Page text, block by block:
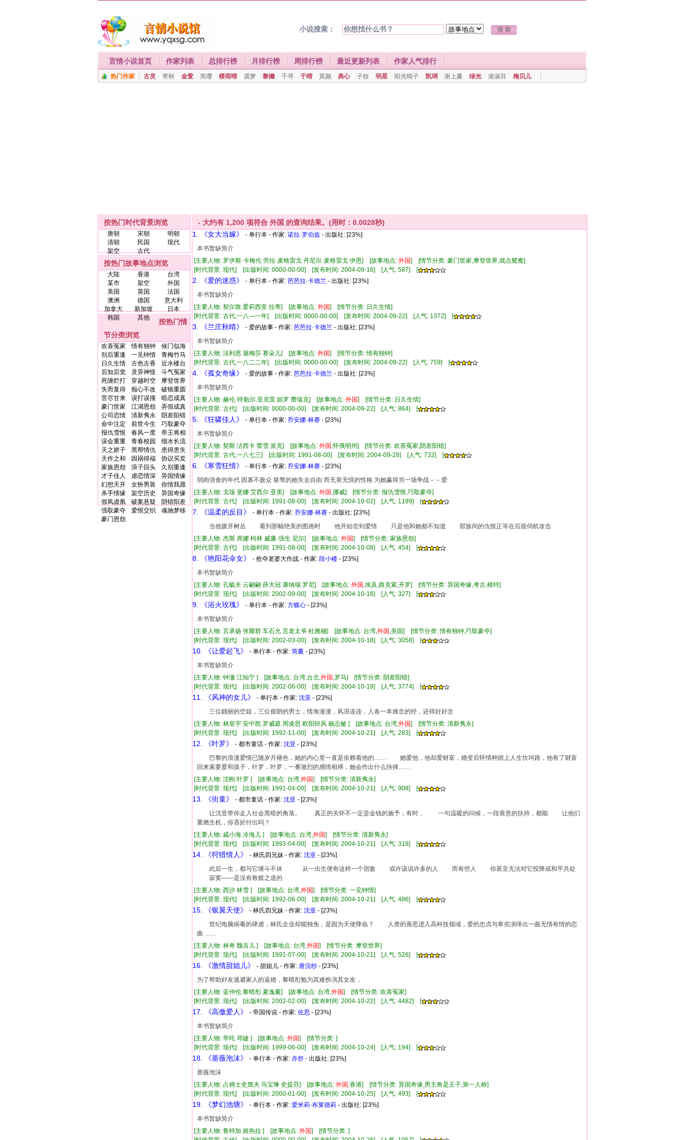
小说搜索：
言情小说首页 作家列表 总排行榜 月排行榜 周排行榜 最近更新列表 作家人气排行
热门作家 古灵 寄秋 金萱 简璎 楼雨晴 裘梦 黎孅 千寻 于晴 莫颜 典心 子纹 明星 阳光晴子 凯琍 谢上薰 绿光 凌淑芬 梅贝儿
按热门时代背景浏览
唐朝 宋朝
明朝
清朝
民国
现代
架空
古代
按热门故事地点浏览
大陆 香港
台湾
某市
架空
外国
美国
英国
法国
澳洲
德国
意大利
加拿大
新加坡
日本
韩国
其他
按热门情
节分类浏览
欢喜冤家 情有独钟
候门似海
别后重逢
一见钟情
青梅竹马
日久生情
古色古香
近水楼台
后知后觉
灵异神怪
斗气冤家
死缠烂打
穿越时空
摩登世界
失而复得
痴心不改
破镜重圆
苦尽甘来
误打误撞
暗恋成真
豪门世家
江湖恩怨
弄假成真
公司恋情
清新隽永
阴差阳错
命中注定
前世今生
巧取豪夺
报仇雪恨
春风一度
帝王将相
误会重重
青春校园
细水长流
天之娇子
黑帮情仇
患得患失
天作之和
因祸得福
协议买卖
家族恩怨
浪子回头
久别重逢
才子佳人
虐恋情深
异国情缘
幻想天开
女扮男装
你情我愿
杀手情缘
架空历史
异国奇缘
假凤虚凰
破案悬疑
阴错阳差
强取豪夺
爱恨交织
魂驰梦移
豪门恩怨
- 大约有 1,200 项符合 外国 的查询结果。(用时：0.0028秒)
1. 《女大当嫁》
- 单行本 - 作家: 诺拉·罗伯兹 - 出版社: [23%]
本书暂缺简介
[主要人物: 罗伊斯·卡梅伦 劳拉·麦格雷戈 丹尼尔·麦格雷戈 伊恩] [故事地点: 外国] [情节分类: 豪门世家,摩登世界,戏点鸳鸯]
[时代背景: 现代] [出版时间: 0000-00-00] [发布时间: 2004-09-16] [人气: 587] [
2. 《爱的迷惑》 - 单行本 - 作家: 芭芭拉·卡德兰 - 出版社: [23%]
本书暂缺简介
[主要人物: 契尔敦 爱莉西亚 拉蒂] [故事地点: 外国] [情节分类: 日久生情]
[时代背景: 古代,一八—一年] [出版时间: 0000-00-00] [发布时间: 2004-09-22] [人气: 1372] [
3. 《兰庄秋晴》 - 爱的故事 - 作家: 芭芭拉·卡德兰 - 出版社: [23%]
本书暂缺简介
[主要人物: 法利恩 黛梅莎 赛朵儿] [故事地点: 外国] [情节分类: 情有独钟]
[时代背景: 古代,一八二二年] [出版时间: 0000-00-00] [发布时间: 2004-09-22] [人气: 759] [
4. 《孤女奇缘》 - 爱的故事 - 作家: 芭芭拉·卡德兰 - 出版社: [23%]
本书暂缺简介
[主要人物: 赫伦·特魁尔.亚克雷 妲罗 费瑞克] [故事地点: 外国] [情节分类: 日久生情]
[时代背景: 古代] [出版时间: 0000-00-00] [发布时间: 2004-09-22] [人气: 864] [
5. 《狂啸佳人》 - 单行本 - 作家: 乔安娜·林赛 - [23%]
本书暂缺简介
[主要人物: 契斯 洁西卡 蕾雪 派克] [故事地点: 外国 ,怀俄明州] [情节分类: 欢喜冤家,阴差阳错]
[时代背景: 古代,一八七三] [出版时间: 1991-08-00] [发布时间: 2004-09-28] [人气: 732] [
6. 《寒雪狂情》 - 单行本 - 作家: 乔安娜·林赛 - [23%]
弱肉强食的年代 因寡不敌众 桀骜的她失去自由 而无畏无惧的性格 为她赢得另一场争战－－爱
[主要人物: 戈瑞 斐娜 艾西尔 亚美] [故事地点: 外国 ,挪威] [情节分类: 报仇雪恨,巧取豪夺]
[时代背景: 古代] [出版时间: 1991-08-00] [发布时间: 2004-10-02] [人气: 1199] [
7. 《温柔的反目》 - 单行本 - 作家: 乔安娜·林赛 - 出版社: [23%]
当他拨开树丛 看到那幅绝美的图画时 他开始尝到爱情 只是他和她都不知道 部族间的仇恨正等在后面伺机攻击
[主要人物: 杰斯 席娜 柯林 威廉·强生 尼尔] [故事地点: 外国] [情节分类: 家族恩怨]
[时代背景: 古代] [出版时间: 1991-08-00] [发布时间: 2004-10-08] [人气: 454] [
8. 《艳阳花伞女》 - 抢夺老婆大作战 - 作家: 段小楼 - [23%]
本书暂缺简介
[主要人物: 孔毓夫 云翩翩 薛大冠 康纳瑞 罗尼] [故事地点: 外国 ,埃及,路克索,开罗] [情节分类: 异国奇缘,考古,模特]
[时代背景: 现代] [出版时间: 2002-09-00] [发布时间: 2004-10-18] [人气: 327] [
9. 《浴火玫瑰》 - 单行本 - 作家: 方蝶心 - [23%]
本书暂缺简介
[主要人物: 言承扬 张耀群 车石允 言老太爷 杜雅穗] [故事地点: 台湾,外国 ,美国] [情节分类: 情有独钟,巧取豪夺]
[时代背景: 现代] [出版时间: 2002-03-00] [发布时间: 2004-10-18] [人气: 3058] [
10. 《让爱起飞》 - 单行本 - 作家: 简薰 - [23%]
本书暂缺简介
[主要人物: 钟澈 江灿宁 ] [故事地点: 台湾,台北,外国 ,罗马] [情节分类: 阴差阳错]
[时代背景: 现代] [出版时间: 2002-06-00] [发布时间: 2004-10-19] [人气: 3774] [
11. 《风神的女儿》 - 单行本 - 作家: 沈亚 - [23%]
三位靓丽的空姐，三位俊朗的男士，情海漫漫，风浪连连，人各一本难念的经，还得好好念
[主要人物: 林皇宇 安中凯 罗威庭 周凌思 欧阳轻风 杨志敏 ] [故事地点: 台湾,外国] [情节分类: 清新隽永]
[时代背景: 现代] [出版时间: 1992-11-00] [发布时间: 2004-10-21] [人气: 283] [
12. 《叶罗》 - 都市童话 - 作家: 沈亚 - [23%]
巴黎的浪漫爱情已随岁月褪色，她的内心里一直是依赖着他的…… 她爱他，他却爱财富，婚变后怀情种踏上人生坎坷路，他有了财富
回来索要爱和孩子，叶罗，叶罗，一番激烈的感情相搏，她会作出什么抉择……
[主要人物: 沈刚 叶罗 ] [故事地点: 台湾,外国] [情节分类: 清新隽永]
[时代背景: 现代] [出版时间: 1991-04-00] [发布时间: 2004-10-21] [人气: 908] [
13. 《街童》 - 都市童话 - 作家: 沈亚 - [23%]
让沈亚带你走入社会黑暗的角落。 真正的关怀不一定是金钱的施予；有时， 一句温暖的问候，一段善意的扶持，都能 让他们
重燃生机，你吝於付出吗？
[主要人物: 戚小海 冷海儿 ] [故事地点: 台湾,外国] [情节分类: 清新隽永]
[时代背景: 现代] [出版时间: 1993-04-00] [发布时间: 2004-10-21] [人气: 319] [
14. 《狩猎情人》 - 林氏四兄妹 - 作家: 沈亚 - [23%]
此后一生，都与它缠斗不休 从一出生便有这样一个宿敌 或许该说许多的人 而有些人 你甚至无法对它投降或和平共处
寂寞——是没有救赎之道的
[主要人物: 西沙 林雪 ] [故事地点: 台湾,外国] [情节分类: 一见钟情]
[时代背景: 现代] [出版时间: 1992-06-00] [发布时间: 2004-10-21] [人气: 486] [
15. 《银翼天使》 - 林氏四兄妹 - 作家: 沈亚 - [23%]
世纪电脑病毒的肆虐，林氏企业却能独免，是因为天使降临？ 人类的善恶进入高科技领域，爱的忠贞与卑劣演绎出一曲无情有情的恋
曲 ……
[主要人物: 林奇 魏吉儿 ] [故事地点: 台湾,外国] [情节分类: 摩登世界]
[时代背景: 现代] [出版时间: 1991-07-00] [发布时间: 2004-10-21] [人气: 526] [
16. 《激情甜姐儿》 - 甜姐儿 - 作家: 唐浣纱 - [23%]
为了帮助好友逃避家人的逼婚，黎晴彤勉为其难扮演其女友，
[主要人物: 蓝仲伦 黎晴彤 夏逸薰] [故事地点: 台湾,外国] [情节分类: 欢喜冤家]
[时代背景: 现代] [出版时间: 2002-02-00] [发布时间: 2004-10-22] [人气: 4482] [
17. 《高傲爱人》 - 帝国传说 - 作家: 佐思 - [23%]
本书暂缺简介
[主要人物: 帝吒 邓婕 ] [故事地点: 外国] [情节分类: ]
[时代背景: 现代] [出版时间: 1999-06-00] [发布时间: 2004-10-24] [人气: 194] [
18. 《蔷薇泡沫》 - 单行本 - 作家: 亦舒 - 出版社: [23%]
蔷薇泡沫
[主要人物: 占姆士史篾夫 马宝琳 史提芬] [故事地点: 外国 ,香港] [情节分类: 异国奇缘,男主角是王子,第一人称]
[时代背景: 现代] [出版时间: 2000-01-00] [发布时间: 2004-10-25] [人气: 493] [
19. 《梦幻池塘》 - 单行本 - 作家: 爱米莉·布莱德莉 - 出版社: [23%]
本书暂缺简介
[主要人物: 鲁特加 姬热拉 ] [故事地点: 外国] [情节分类: ]